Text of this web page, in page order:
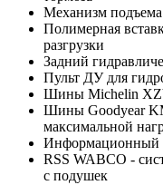
Механизм
Полимерная
разгрузки
Задний
Пульт ДУ для
Шины Michelin
Шины Goodyear
максимальной
Информационный
RSS WABCO -
с подушек